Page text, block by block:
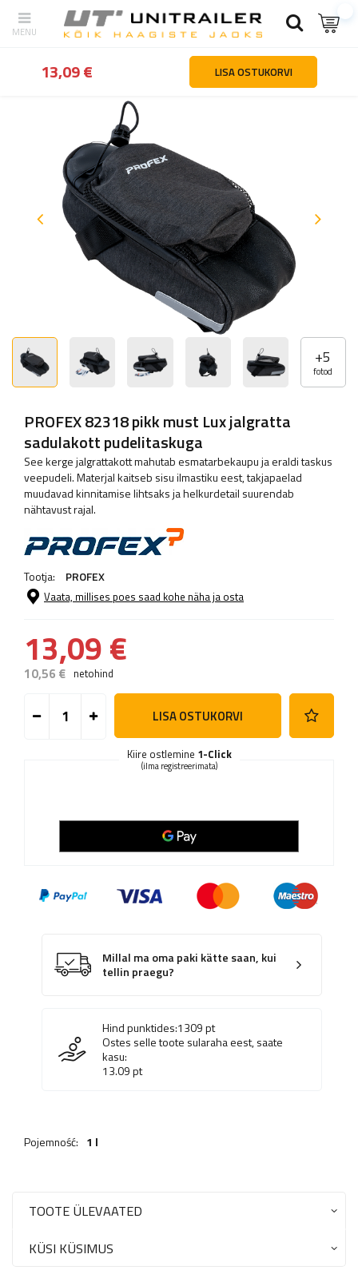
tagasi Kodu Sõidukite osad ja tarvikud Jalgrattatarvikud
+5
fotod
PROFEX 82318 pikk must Lux jalgratta
sadulakott pudelitaskuga
See kerge jalgrattakott mahutab esmatarbekaupu ja eraldi taskus
veepudeli. Materjal kaitseb sisu ilmastiku eest, takjapaelad
muudavad kinnitamise lihtsaks ja helkurdetail suurendab
nähtavust rajal.
Tootja: PROFEX
Vaata, millises poes saad kohe näha ja osta
13,09 €
10,56 € netohind
LISA OSTUKORVI
Kiire ostlemine 1-Click
(ilma registreerimata)
Millal ma oma paki kätte saan, kui
tellin praegu?
Hind punktides:1309pt
Ostes selle toote sularaha eest, saate
kasu:
13.09pt
Pojemność: 1 l
13,09 € LISA OSTUKORVI
TOOTE ÜLEVAATED
KÜSI KÜSIMUS